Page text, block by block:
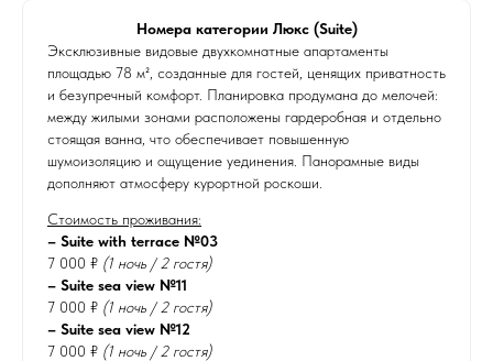
Номера категории Люкс (Suite)
Эксклюзивные видовые двухкомнатные апартаменты
площадью 78 м², созданные для гостей, ценящих приватность
и безупречный комфорт. Планировка продумана до мелочей:
между жилыми зонами расположены гардеробная и отдельно
стоящая ванна, что обеспечивает повышенную
шумоизоляцию и ощущение уединения. Панорамные виды
дополняют атмосферу курортной роскоши.
Стоимость проживания:
– Suite with terrace №03
7 000 ₽ (1 ночь / 2 гостя)
– Suite sea view №11
7 000 ₽ (1 ночь / 2 гостя)
– Suite sea view №12
7 000 ₽ (1 ночь / 2 гостя)